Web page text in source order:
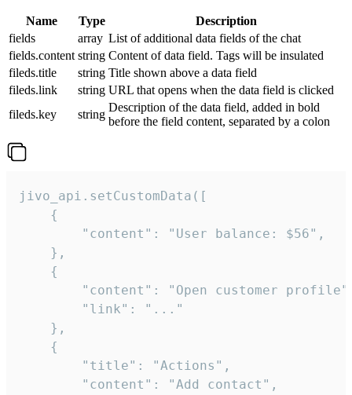
Name Type
Description
fields
array List of additional data fields of the chat
fields.content string Content of data field. Tags will be insulated
fileds.title
string Title shown above a data field
fileds.link
string URL that opens when the data field is clicked
fileds.key
string
Description of the data field, added in bold
before the field content, separated by a colon
jivo_api.setCustomData([
    {
        "content": "User balance: $56",
    },
    {
"content": "Open customer
        "link": "..."
    },
    {
        "title": "Actions",
        "content": "Add contact",